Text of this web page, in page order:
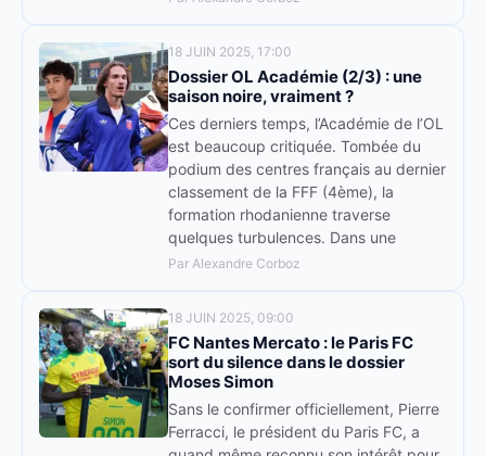
18 JUIN 2025, 17:00
Dossier OL Académie (2/3) : une
saison noire, vraiment ?
Ces derniers temps, l’Académie de l’OL
est beaucoup critiquée. Tombée du
podium des centres français au dernier
classement de la FFF (4ème), la
formation rhodanienne traverse
quelques turbulences. Dans une
Par Alexandre Corboz
18 JUIN 2025, 09:00
FC Nantes Mercato : le Paris FC
sort du silence dans le dossier
Moses Simon
Sans le confirmer officiellement, Pierre
Ferracci, le président du Paris FC, a